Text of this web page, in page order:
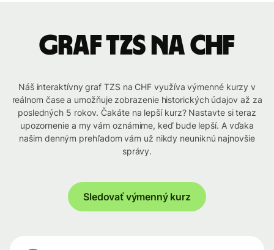
graf TZS na CHF
Náš interaktívny graf TZS na CHF využíva výmenné kurzy v
reálnom čase a umožňuje zobrazenie historických údajov až za
posledných 5 rokov. Čakáte na lepší kurz? Nastavte si teraz
upozornenie a my vám oznámime, keď bude lepší. A vďaka
našim denným prehľadom vám už nikdy neuniknú najnovšie
správy.
Sledovať výmenný kurz